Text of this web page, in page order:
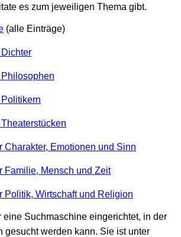
es zum jeweiligen Thema gibt.
(alle Einträge)
Charakter, Emotionen und Sinn
Familie, Mensch und Zeit
Politik, Wirtschaft und Religion
eine Suchmaschine eingerichtet, in der
gesucht werden kann. Sie ist unter